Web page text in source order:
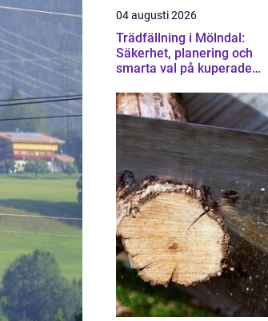
04 augusti 2026
Trädfällning i Mölndal:
Säkerhet, planering och
smarta val på kuperade